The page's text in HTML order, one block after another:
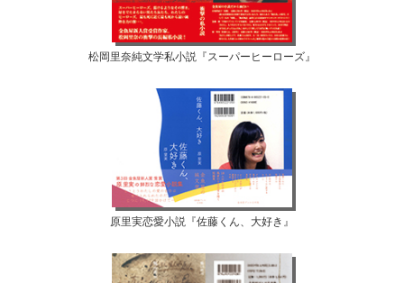
松岡里奈純文学私小説『スーパーヒーローズ』
原里実恋愛小説『佐藤くん、大好き』